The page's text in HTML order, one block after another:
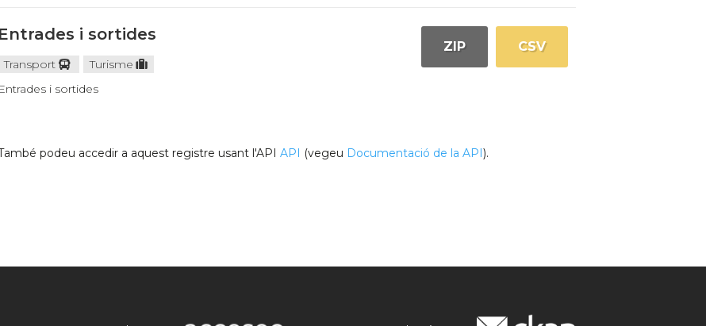
Entrades i sortides
Transport
Turisme
Entrades i sortides
CSV
ZIP
podeu accedir a aquest registre usant l'API API (vegeu Documentació de la API).